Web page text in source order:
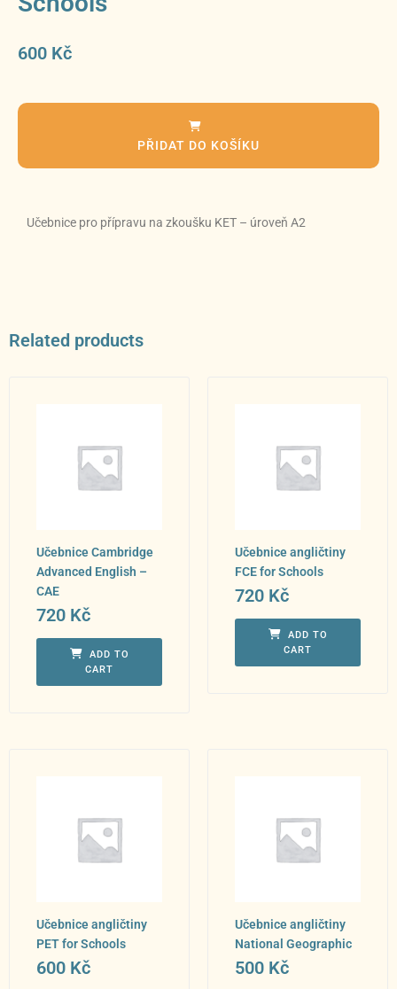
600 Kč
PŘIDAT DO KOŠÍKU
Učebnice pro přípravu na zkoušku KET – úroveň A2
Related products
Učebnice Cambridge
Advanced English –
CAE
720 Kč
ADD TO
CART
Učebnice angličtiny
FCE for Schools
720 Kč
ADD TO
CART
Učebnice angličtiny
PET for Schools
600 Kč
Učebnice angličtiny
National Geographic
500 Kč